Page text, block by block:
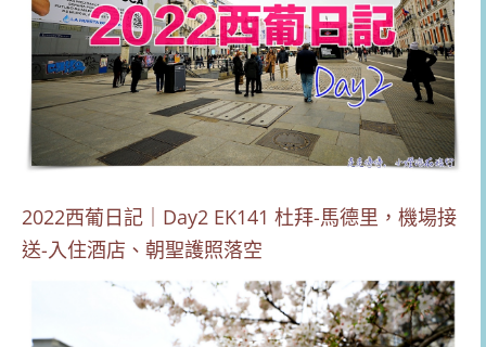
2022西葡日記｜Day2 EK141 杜拜-馬德里，機場接
送-入住酒店、朝聖護照落空